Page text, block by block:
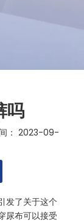
吗
： 2023-09-
发了关于这个
尿布可以接受